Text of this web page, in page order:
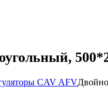
CAV AFV